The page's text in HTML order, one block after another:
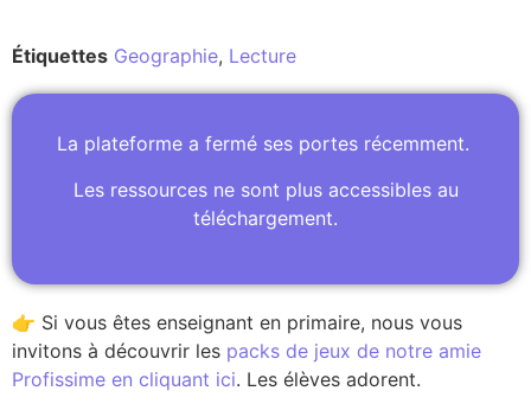
Étiquettes Geographie, Lecture
La plateforme a fermé ses portes récemment.
Les ressources ne sont plus accessibles au
téléchargement.
👉 Si vous êtes enseignant en primaire, nous vous
invitons à découvrir les packs de jeux de notre amie
Profissime en cliquant ici. Les élèves adorent.